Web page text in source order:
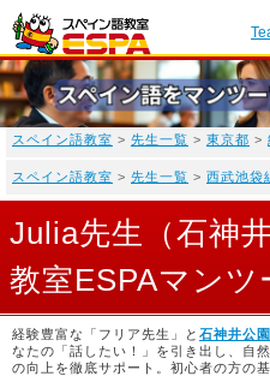
スペイン語教室 > 先生一覧 > 東京都 >
スペイン語教室 > 先生一覧 > 西武池袋
Julia先生（石神
教室ESPAマン
経験豊富な「フリア先生」と 石神井公
なたの「話したい！」を引き出し、自
の向上を徹底サポート。初心者の方の